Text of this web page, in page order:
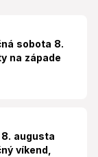
sobota 8.
na západe
augusta
víkend,